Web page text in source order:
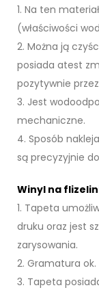
1. Na ten
(właściwości
2. Można ją
posiada atest
pozytywnie
3. Jest
mechaniczne.
4. Sposób
są precyzyjnie
Winyl na
1. Tapeta
druku oraz jest
zarysowania.
2. Gramatura
3. Tapeta